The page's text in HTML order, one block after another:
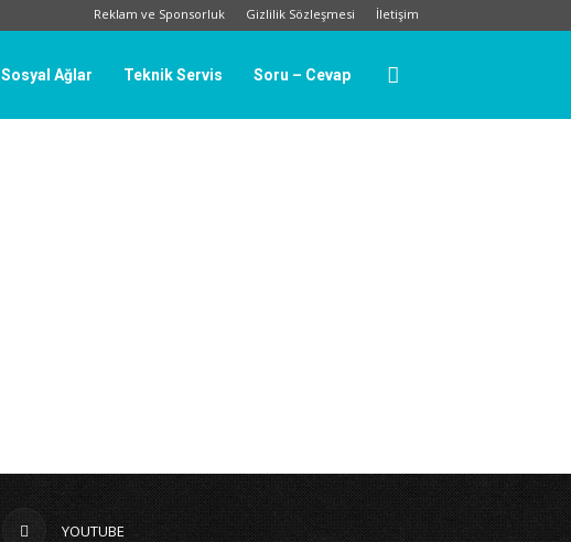
Reklam ve Sponsorluk Gizlilik Sözleşmesi İletişim
Sosyal Ağlar Teknik Servis Soru – Cevap
YOUTUBE